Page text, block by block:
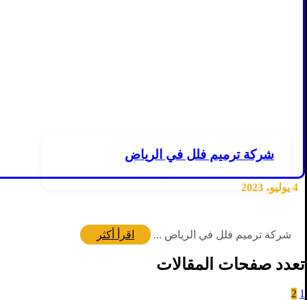
شركة ترميم فلل في الرياض
4 يوليو، 2023
شركة ترميم فلل في الرياض ... اقرأ أكثر
تعدد صفحات المقالات
1
2